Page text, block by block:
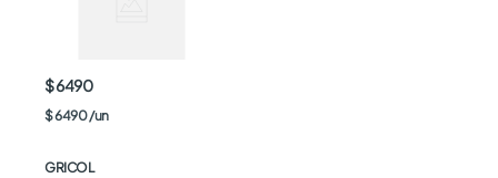
$ 6490
$6490/un
GRICOL